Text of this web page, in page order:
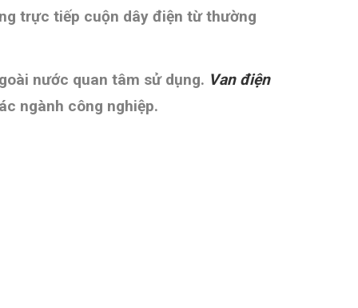
trực tiếp cuộn dây điện từ thường
nước quan tâm sử dụng. Van điện
ngành công nghiệp.